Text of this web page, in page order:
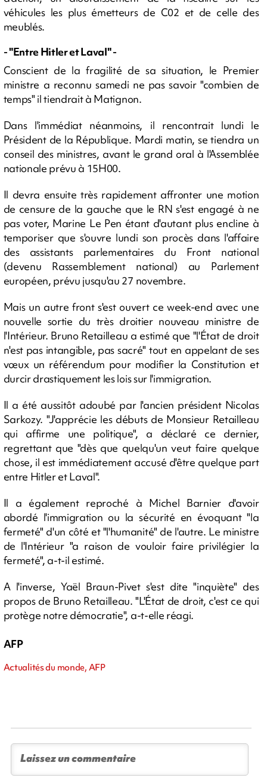
véhicules les plus émetteurs de C02 et de celle des
meublés.
- "Entre Hitler et Laval" -
Conscient de la fragilité de sa situation, le Premier
ministre a reconnu samedi ne pas savoir "combien de
temps" il tiendrait à Matignon.
Dans l'immédiat néanmoins, il rencontrait lundi le
Président de la République. Mardi matin, se tiendra un
conseil des ministres, avant le grand oral à l'Assemblée
nationale prévu à 15H00.
Il devra ensuite très rapidement affronter une motion
de censure de la gauche que le RN s'est engagé à ne
pas voter, Marine Le Pen étant d'autant plus encline à
temporiser que s'ouvre lundi son procès dans l'affaire
des assistants parlementaires du Front national
(devenu Rassemblement national) au Parlement
européen, prévu jusqu'au 27 novembre.
Mais un autre front s'est ouvert ce week-end avec une
nouvelle sortie du très droitier nouveau ministre de
l'Intérieur. Bruno Retailleau a estimé que "l'État de droit
n'est pas intangible, pas sacré" tout en appelant de ses
vœux un référendum pour modifier la Constitution et
durcir drastiquement les lois sur l'immigration.
Il a été aussitôt adoubé par l'ancien président Nicolas
Sarkozy. "J'apprécie les débuts de Monsieur Retailleau
qui affirme une politique", a déclaré ce dernier,
regrettant que "dès que quelqu'un veut faire quelque
chose, il est immédiatement accusé d'être quelque part
entre Hitler et Laval".
Il a également reproché à Michel Barnier d'avoir
abordé l'immigration ou la sécurité en évoquant "la
fermeté" d'un côté et "l'humanité" de l'autre. Le ministre
de l'Intérieur "a raison de vouloir faire privilégier la
fermeté", a-t-il estimé.
A l'inverse, Yaël Braun-Pivet s'est dite "inquiète" des
propos de Bruno Retailleau. "L'État de droit, c'est ce qui
protège notre démocratie", a-t-elle réagi.
AFP
Actualités du monde, AFP